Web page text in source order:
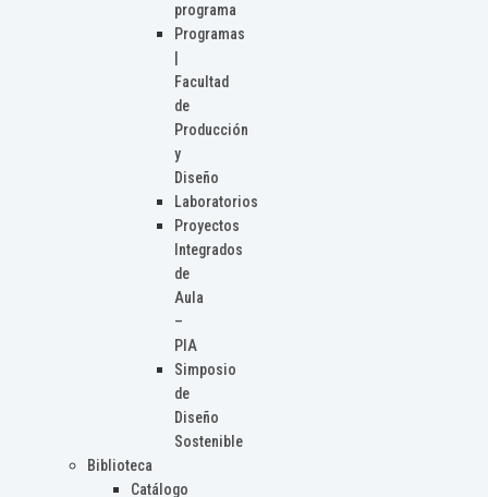
programa
Programas
Facultad
de
Producción
y
Diseño
Laboratorios
Proyectos
Integrados
de
Aula
–
PIA
Simposio
de
Diseño
Sostenible
Biblioteca
Catálogo